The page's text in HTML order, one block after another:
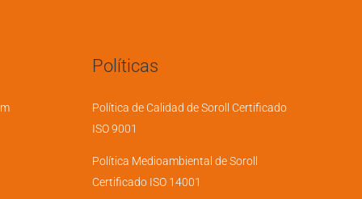
Políticas
Política de Calidad de Soroll Certificado
ISO 9001
Política Medioambiental de Soroll
Certificado ISO 14001